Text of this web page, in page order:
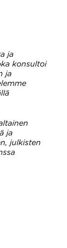
ja
konsultoi
ja
ja
julkisten